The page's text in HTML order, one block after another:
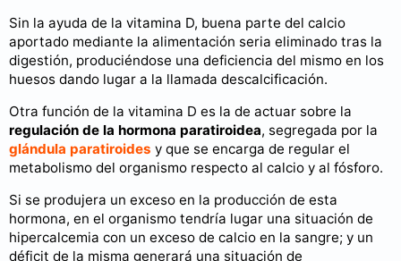
Sin la ayuda de la vitamina D, buena parte del calcio
aportado mediante la alimentación seria eliminado tras la
digestión, produciéndose una deficiencia del mismo en los
huesos dando lugar a la llamada descalcificación.
Otra función de la vitamina D es la de actuar sobre la
regulación de la hormona paratiroidea, segregada por la
glándula paratiroides y que se encarga de regular el
metabolismo del organismo respecto al calcio y al fósforo.
Si se produjera un exceso en la producción de esta
hormona, en el organismo tendría lugar una situación de
hipercalcemia con un exceso de calcio en la sangre; y un
déficit de la misma generará una situación de